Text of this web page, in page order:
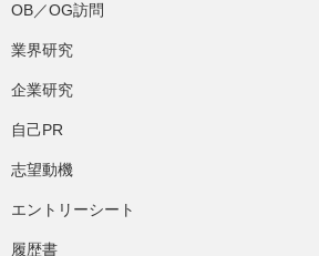
OB／OG訪問
業界研究
企業研究
自己PR
志望動機
エントリーシート
履歴書